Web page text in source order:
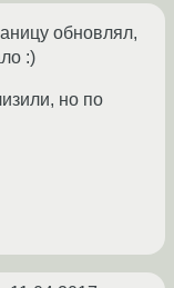
обновлял,
:)
но по